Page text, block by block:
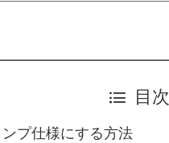
目次
プ仕様にする方法